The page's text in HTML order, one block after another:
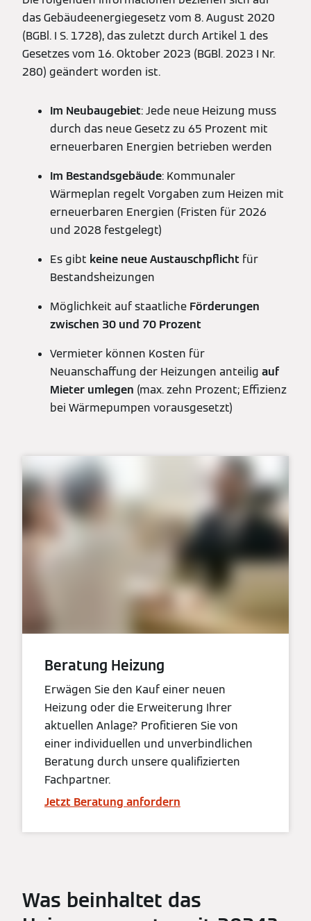
das Gebäudeenergiegesetz vom 8. August 2020
(BGBl. I S. 1728), das zuletzt durch Artikel 1 des
Gesetzes vom 16. Oktober 2023 (BGBl. 2023 I Nr.
280) geändert worden ist.
Im Neubaugebiet: Jede neue Heizung muss
durch das neue Gesetz zu 65 Prozent mit
erneuerbaren Energien betrieben werden
Im Bestandsgebäude: Kommunaler
Wärmeplan regelt Vorgaben zum Heizen mit
erneuerbaren Energien (Fristen für 2026
und 2028 festgelegt)
Es gibt keine neue Austauschpflicht für
Bestandsheizungen
Möglichkeit auf staatliche Förderungen
zwischen 30 und 70 Prozent
Vermieter können Kosten für
Neuanschaffung der Heizungen anteilig auf
Mieter umlegen (max. zehn Prozent; Effizienz
bei Wärmepumpen vorausgesetzt)
Beratung Heizung
Erwägen Sie den Kauf einer neuen
Heizung oder die Erweiterung Ihrer
aktuellen Anlage? Profitieren Sie von
einer individuellen und unverbindlichen
Beratung durch unsere qualifizierten
Fachpartner.
Jetzt Beratung anfordern
Was beinhaltet das